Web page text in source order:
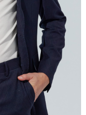
護人之同意方可使用
失，本公司不負相關責
之用戶狀況，依本公司即
形，本公司將視審查結果
若發現惡意使用之情形，
度並採取法律行動。